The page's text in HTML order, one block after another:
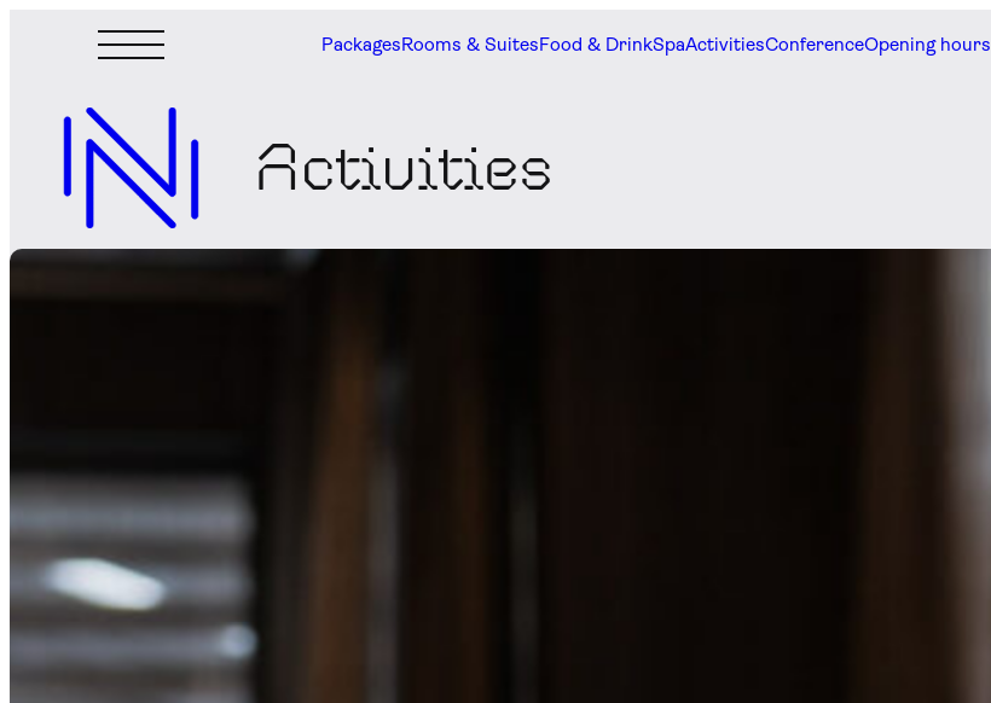
PackagesRooms & SuitesFood & DrinkSpaActivitiesConferenceOpening hours
Activities